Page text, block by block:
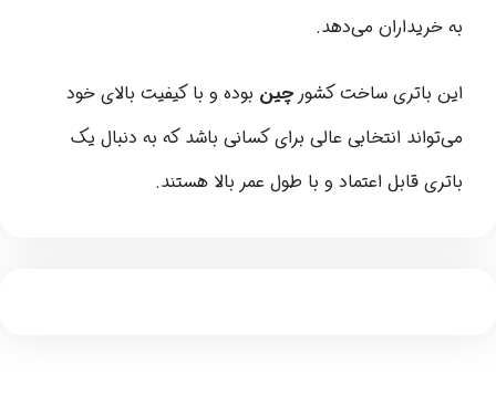
به خریداران می‌دهد.
این باتری ساخت کشورچین بوده و با کیفیت بالای خود
می‌تواند انتخابی عالی برای کسانی باشد که به دنبال یک
باتری قابل اعتماد و با طول عمر بالا هستند.